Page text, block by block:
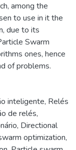
among the
to use in it the
due to its
Swarm
ones, hence
of problems.
inteligente, Relés
de relés,
, Directional
optimization,